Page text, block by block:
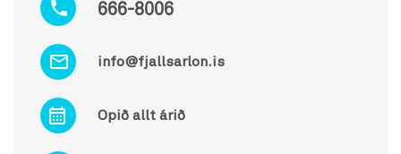
666-8006
info@fjallsarlon.is
Opið allt árið